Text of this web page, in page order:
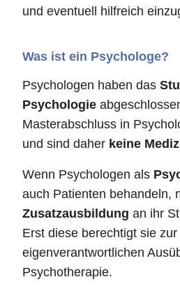
und eventuell hilfreich
Was ist ein Psychologe?
Psychologen haben das
Psychologie
Masterabschluss in
und sind daher keine
Wenn Psychologen als
auch Patienten behandeln,
Zusatzausbildung an ihr
Erst diese berechtigt sie zur
eigenverantwortlichen
Psychotherapie.